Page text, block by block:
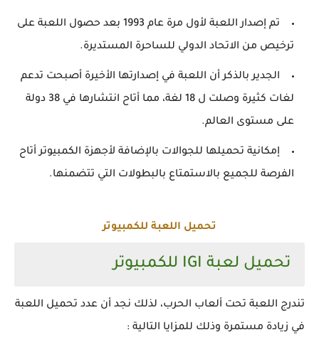
تم إصدار اللعبة لأول مرة عام 1993 بعد حصول اللعبة على
ترخيص من الاتحاد الدولي للساحرة المستديرة.
الجدير بالذكر أن اللعبة في إصدارتها الأخيرة أصبحت تدعم
لغات كثيرة وصلت ل 18 لغة، مما أتاح انتشارها في 38 دولة
على مستوى العالم.
إمكانية تحميلها للجوالات بالإضافة لأجهزة الكمبيوتر أتاح
الفرصة للجميع بالاستمتاع بالبطولات التي تتضمنها.
تحميل اللعبة للكمبيوتر
تحميل لعبة IGI للكمبيوتر
تندرج اللعبة تحت ألعاب الحرب، لذلك نجد أن عدد تحميل اللعبة
في زيادة مستمرة وذلك للمزايا التالية :